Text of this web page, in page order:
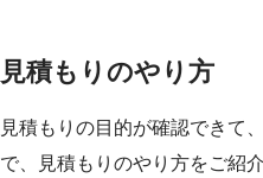
見積もりのやり方
見積もりの目的が確認できて
で、見積もりのやり方をご紹